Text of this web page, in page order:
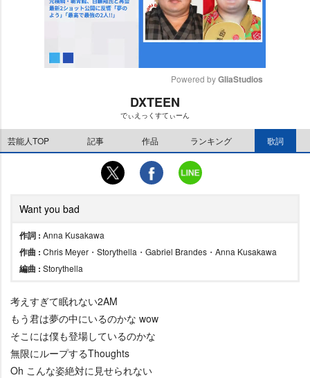
e
Powered by GliaStudios
DXTEEN
でぃえっくすてぃーん
芸能人TOP 記事 作品 ランキング 歌詞
Want you bad
作詞 : Anna Kusakawa
作曲 : Chris Meyer・Storythella・Gabriel Brandes・Anna Kusakawa
編曲 : Storythella
考えすぎて眠れない2AM
もう君は夢の中にいるのかな wow
そこには僕も登場しているのかな
無限にループするThoughts
Oh こんな姿絶対に見せられない